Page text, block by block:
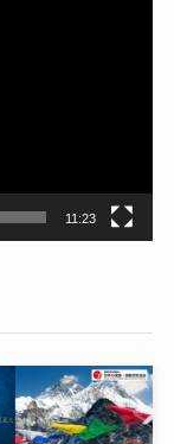
11:23